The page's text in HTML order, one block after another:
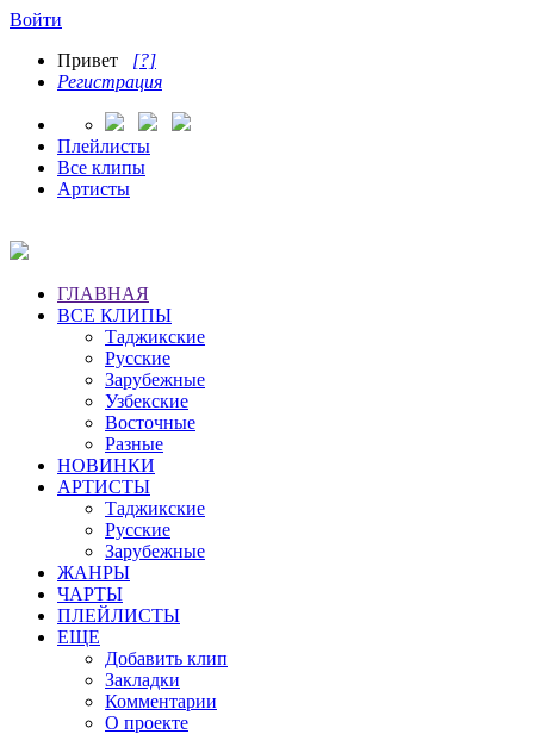
Войти
Привет [?]
Регистрация
Плейлисты
Все клипы
Артисты
ГЛАВНАЯ
ВСЕ КЛИПЫ
Таджикские
Русские
Зарубежные
Узбекские
Восточные
Разные
НОВИНКИ
АРТИСТЫ
Таджикские
Русские
Зарубежные
ЖАНРЫ
ЧАРТЫ
ПЛЕЙЛИСТЫ
ЕЩЕ
Добавить клип
Закладки
Комментарии
О проекте